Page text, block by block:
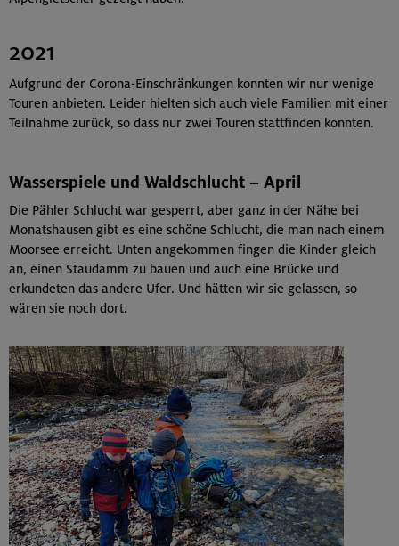
2021
Aufgrund der Corona-Einschränkungen konnten wir nur wenige
Touren anbieten. Leider hielten sich auch viele Familien mit einer
Teilnahme zurück, so dass nur zwei Touren stattfinden konnten.
Wasserspiele und Waldschlucht – April
Die Pähler Schlucht war gesperrt, aber ganz in der Nähe bei
Monatshausen gibt es eine schöne Schlucht, die man nach einem
Moorsee erreicht. Unten angekommen fingen die Kinder gleich
an, einen Staudamm zu bauen und auch eine Brücke und
erkundeten das andere Ufer. Und hätten wir sie gelassen, so
wären sie noch dort.